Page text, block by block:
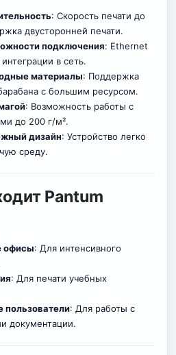
: Скорость печати до
двусторонней печати.
подключения: Ethernet
в сеть.
материалы: Поддержка
с большим ресурсом.
: Возможность работы с
до 200 г/м².
дизайн: Устройство легко
среду.
Pantum
офисы: Для интенсивного
: Для печати учебных
: Для работы с
документации.